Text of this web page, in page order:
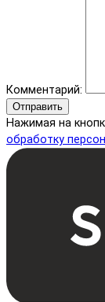
Комментарий:
Отправить
Нажимая на
обработку